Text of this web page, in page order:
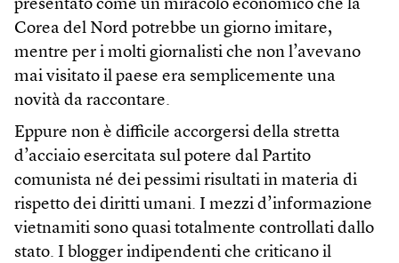
presentato come un miracolo economico che la
Corea del Nord potrebbe un giorno imitare,
mentre per i molti giornalisti che non l’avevano
mai visitato il paese era semplicemente una
novità da raccontare.
Eppure non è difficile accorgersi della stretta
d’acciaio esercitata sul potere dal Partito
comunista né dei pessimi risultati in materia di
rispetto dei diritti umani. I mezzi d’informazione
vietnamiti sono quasi totalmente controllati dallo
stato. I blogger indipendenti che criticano il